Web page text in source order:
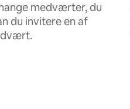
medværter, du
du invitere en af